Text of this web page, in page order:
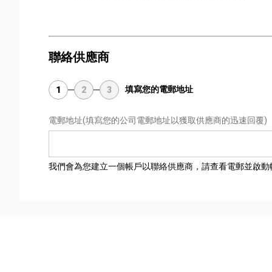
聯絡供應商
1 2 3 填寫您的電郵地址
電郵地址(填寫您的公司電郵地址以獲取供應商的迅速回覆)
我們會為您建立一個帳戶以聯絡供應商，請查看電郵並啟動